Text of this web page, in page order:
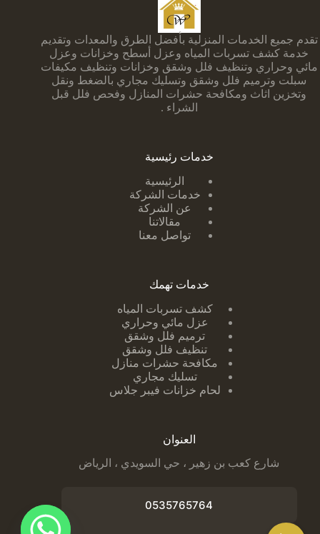
تقدم جميع الخدمات المنزلية بأفضل الطرق والمعدات وتقديم
خدمة كشف تسربات المياه وعزل أسطح وخزانات وعزل
مائي وحراري وتنظيف فلل وشقق وخزانات وتنظيف مكيفات
سبلت وترميم فلل وشقق وتسليك مجاري بالضغط ونقل
وتخزين اثاث ومكافحة حشرات المنازل وفحص فلل قبل
الشراء .
خدمات رئيسية
الرئيسية
خدمات الشركة
عن الشركة
مقالاتنا
تواصل معنا
خدمات تهمك
كشف تسربات ا لمياه
عزل مائي وحراري
ترميم فلل وشقق
تنظيف فلل وشقق
مكافحة حشرات منازل
تسليك مجاري
لحام خزانات فيبر جلاس
العنوان
شارع كعب بن زهير ، حي السويدي ، الرياض
0535765764